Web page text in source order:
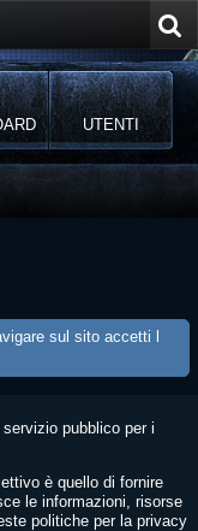
UTENTI
sul sito accetti l
pubblico per i
è quello di fornire
le informazioni, risorse
politiche per la privacy